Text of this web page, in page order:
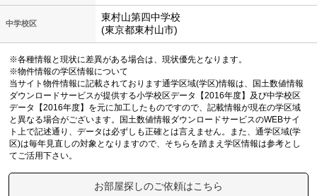
中学校区
東村山第四中学校
(東京都東村山市)
※各種情報と現状に差異がある場合は、現状優先となります。
※物件情報の学区情報について
当サイト物件情報に記載されております通学区域(学区)情報は、国土数値情報
ダウンロードサービスが提供する小学校区データ【2016年度】及び中学校区
データ【2016年度】を元に加工したものですので、記載情報が現在の学区域
と異なる場合がございます。国土数値情報ダウンロードサービスのWEBサイ
ト上で記述通り、データは必ずしも正確とは言えません。また、通学区域(学
区)は毎年見直しの対象となりますので、そちらを踏まえ学区情報は参考とし
てご活用下さい。
お部屋探しのご依頼はこちら